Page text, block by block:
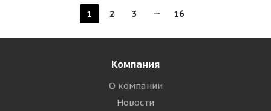
1 2 3 16
Компания
О компании
Новости